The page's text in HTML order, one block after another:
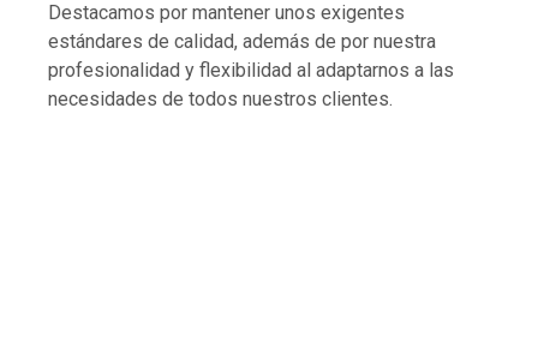
Destacamos por mantener unos exigentes
estándares de calidad, además de por nuestra
profesionalidad y flexibilidad al adaptarnos a las
necesidades de todos nuestros clientes.